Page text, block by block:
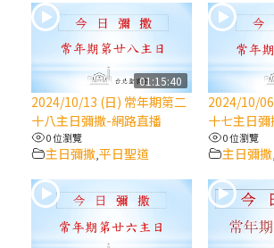
匝凱的「新生命」：利他
(8)黃敏正主教帶你做【將
降生成人與人同在＝「厄
(7)黃敏正主教帶你做【將
降生人間，需要人的「接
(6)黃敏正主教帶你做【將
槽」═「謙卑」
01:15:40
2024/10/13 (日) 常年期第二
十八主日彌撒-網路直播
0 位瀏覽
主日彌撒 ,平日聖道
2024/10/
十七主日
0 位瀏覽
主日彌撒,